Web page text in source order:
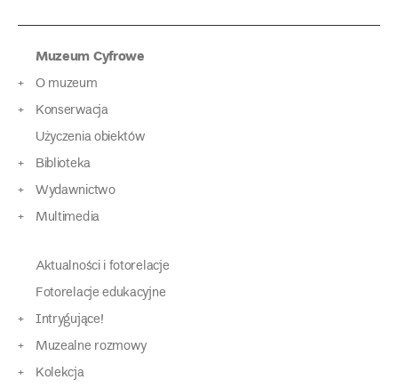
Muzeum Cyfrowe
O muzeum
Konserwacja
Użyczenia obiektów
Biblioteka
Wydawnictwo
Multimedia
Aktualności i fotorelacje
Fotorelacje edukacyjne
Intrygujące!
Muzealne rozmowy
Kolekcja